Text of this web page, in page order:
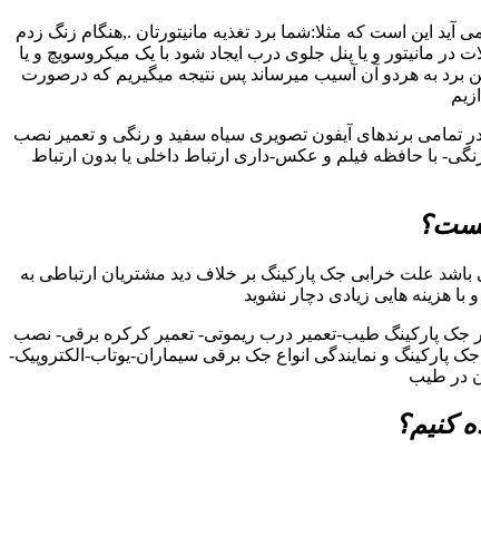
این است که مثلا:شما برد تغذیه مانیتورتان .,هنگام زنگ زدم
و یا پنل جلوی درب ایجاد شود با یک میکروسویچ و یا
به هردو آن آسیب میرساند پس نتیجه میگیریم که درصورت
تمامی برندهای آیفون تصویری سیاه سفید و رنگی و تعمیر نصب
با حافظه فیلم و عکس-داری ارتباط داخلی یا بدون ارتباط
علت خرابی جک پارکینگ بر خلاف دید مشتریان ارتباطی به
با هزینه هایی زیادی دچار نشوید
جک پارکینگ طیب-تعمیر درب ریموتی- تعمیر کرکره برقی- نصب
پارکینگ و نمایندگی انواع جک برقی سیماران-یوتاب-الکتروپیک-
در طیب
کنیم؟